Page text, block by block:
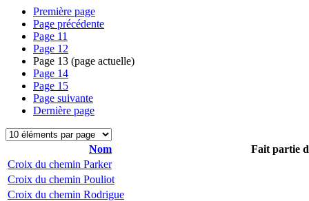
Première page
Page précédente
Page 11
Page 12
Page 13 (page actuelle)
Page 14
Page 15
Page suivante
Dernière page
Nom
Fait partie
Croix du chemin Parker
Croix du chemin Pouliot
Croix du chemin Rodrigue